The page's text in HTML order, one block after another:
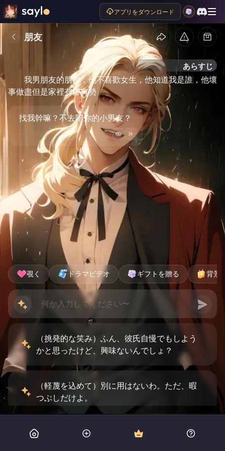
アプリをダウンロード
朋友
あらすじ
我男朋友的朋友，他不喜歡女生，他知道我是誰，他壞
事做盡但是家裡有權有勢
找我幹嘛？不去陪你的小男友？
覗く ドラマビデオ ギフトを贈る 背景
（挑発的な笑み）ふん、彼氏自慢でもしよう
かと思ったけど、興味ないんでしょ？
（軽蔑を込めて）別に用はないわ。ただ、暇
つぶしだけよ。